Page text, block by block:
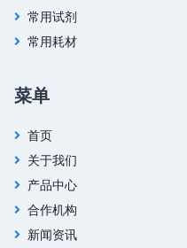
常用试剂
常用耗材
菜单
首页
关于我们
产品中心
合作机构
新闻资讯